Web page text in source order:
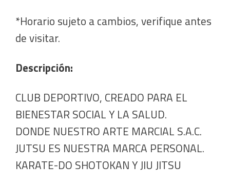
*Horario sujeto a cambios, verifique antes
de visitar.
Descripción:
CLUB DEPORTIVO, CREADO PARA EL
BIENESTAR SOCIAL Y LA SALUD.
DONDE NUESTRO ARTE MARCIAL S.A.C.
JUTSU ES NUESTRA MARCA PERSONAL.
KARATE-DO SHOTOKAN Y JIU JITSU